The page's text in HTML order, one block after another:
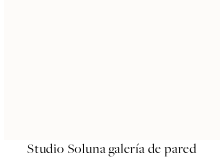
Studio Soluna galería de pared